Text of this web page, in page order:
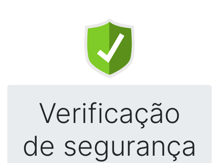
Verificação
de segurança